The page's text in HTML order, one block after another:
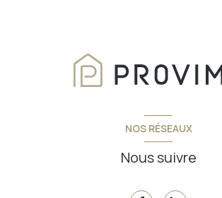
NOS RÉSEAUX
Nous suivre